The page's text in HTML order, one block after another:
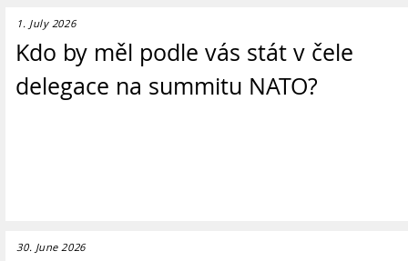
1. July 2026
Kdo by měl podle vás stát v čele
delegace na summitu NATO?
30. June 2026